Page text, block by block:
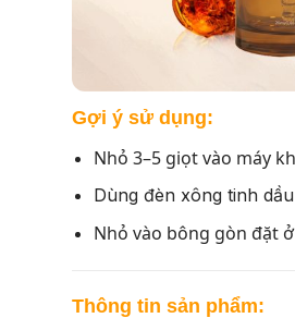
Gợi ý sử dụng:
Nhỏ 3–5 giọt vào máy
Dùng đèn xông tinh
Nhỏ vào bông gòn đặt
Thông tin sản phẩm: